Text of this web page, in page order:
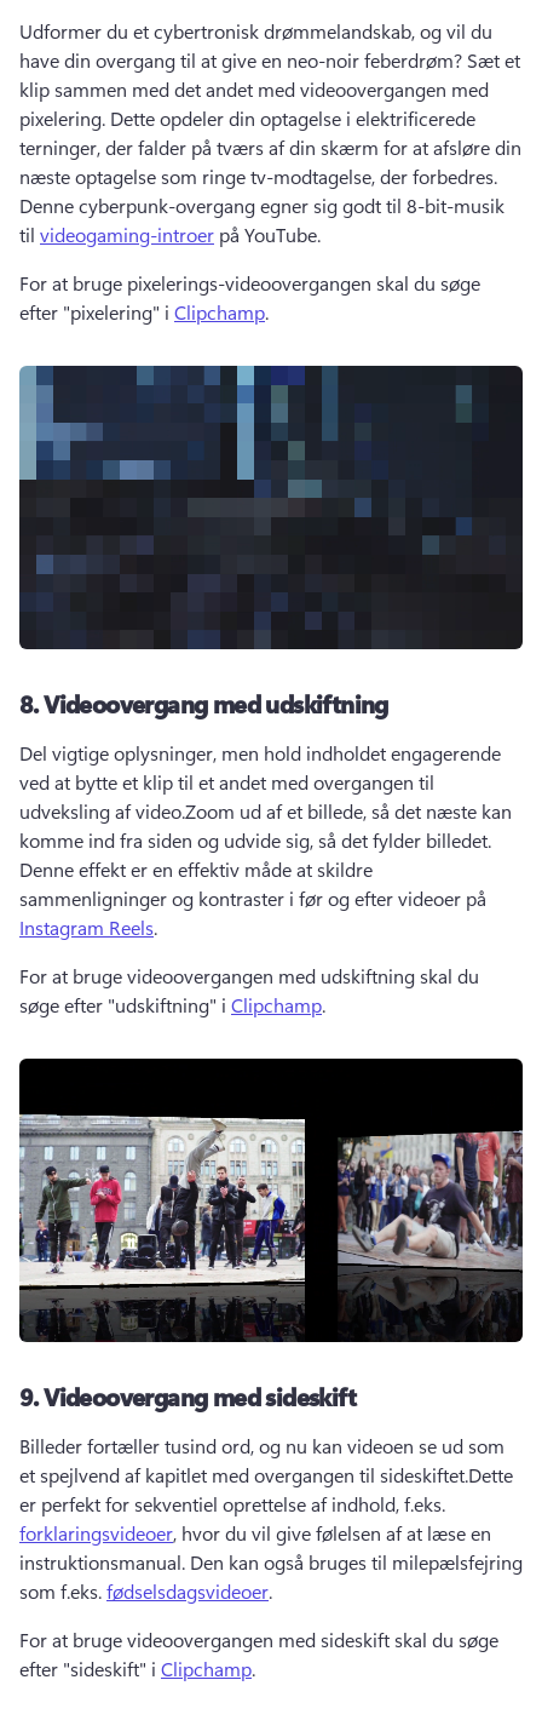
Udformer du et cybertronisk drømmelandskab, og vil du
have din overgang til at give en neo-noir feberdrøm? Sæt et
klip sammen med det andet med videoovergangen med
pixelering. Dette opdeler din optagelse i elektrificerede
terninger, der falder på tværs af din skærm for at afsløre din
Denne cyberpunk-overgang egner sig godt til 8-bit-musik
til videogaming-introer på YouTube.
For at bruge pixelerings-videoovergangen skal du søge
efter "pixelering" i Clipchamp.
8.Videoovergang med udskiftning
Del vigtige oplysninger, men hold indholdet engagerende
ved at bytte et klip til et andet med overgangen til
udveksling af video.Zoom ud af et billede, så det næste kan
Denne effekt er en effektiv måde at skildre
sammenligninger og kontraster i før og efter videoer på
Instagram Reels.
For at bruge videoovergangen med udskiftning skal du
søge efter "udskiftning" i Clipchamp.
9.Videoovergang med sideskift
Billeder fortæller tusind ord, og nu kan videoen se ud som
et spejlvend af kapitlet med overgangen til sideskiftet.Dette
er perfekt for sekventiel oprettelse af indhold, f.eks.
forklaringsvideoer, hvor du vil give følelsen af at læse en
instruktionsmanual. Den kan også bruges til milepælsfejring
som f.eks. fødselsdagsvideoer.
For at bruge videoovergangen med sideskift skal du søge
efter "sideskift" i Clipchamp.